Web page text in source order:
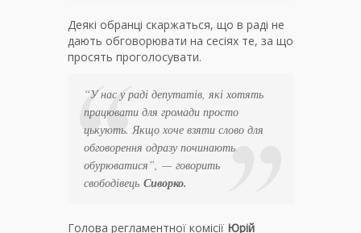
Деякі обранці скаржаться, що в раді не
дають обговорювати на сесіях те, за що
просять проголосувати.
“У нас у раді депутатів, які хотять
працювати для громади просто
цькують. Якщо хоче взяти слово для
обговорення одразу починають
обурюватися”, — говорить
свободівець Сиворко.
Голова регламентної комісії Юрій